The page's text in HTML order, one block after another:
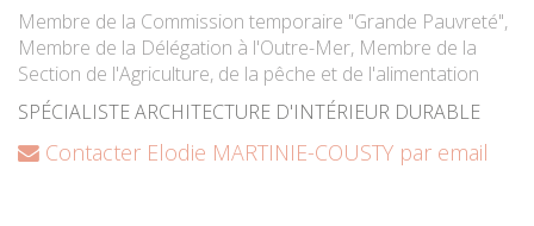
Membre de la Commission temporaire "Grande Pauvreté",
Membre de la Délégation à l'Outre-Mer, Membre de la
Section de l'Agriculture, de la pêche et de l'alimentation
SPÉCIALISTE ARCHITECTURE D'INTÉRIEUR DURABLE
Contacter Elodie MARTINIE-COUSTY par email